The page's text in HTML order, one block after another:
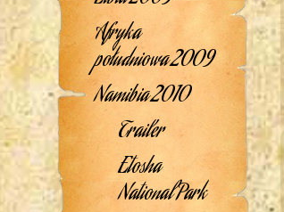
Afryka
południowa 2009
Namibia 2010
Trailer
Etosha
National Park